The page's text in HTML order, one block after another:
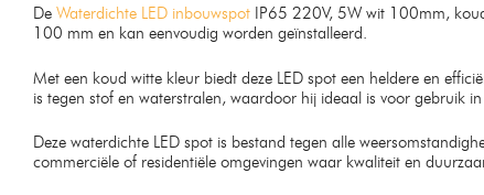
De Waterdichte LED inbouwspot IP65 220V, 5W wit 100mm,
100 mm en kan eenvoudig worden geïnstalleerd.
Met een koud witte kleur biedt deze LED spot een heldere en
is tegen stof en waterstralen, waardoor hij ideaal is voor gebruik
Deze waterdichte LED spot is bestand tegen alle
commerciële of residentiële omgevingen waar kwaliteit en